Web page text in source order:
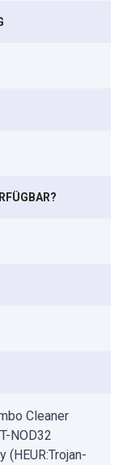
Cleaner
NOD32
(HEUR:Trojan-